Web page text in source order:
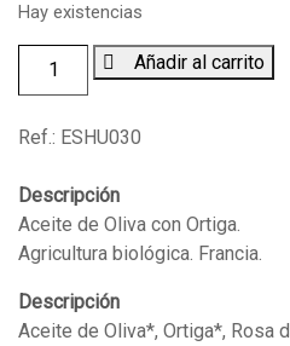
Hay existencias
Aceite
con
(60
ml)
cantidad
Añadir al carrito
Ref.: ESHU030
Descripción
Aceite de Oliva con Ortiga.
Agricultura biológica. Francia.
Descripción
Aceite de Oliva*, Ortiga*, Rosa